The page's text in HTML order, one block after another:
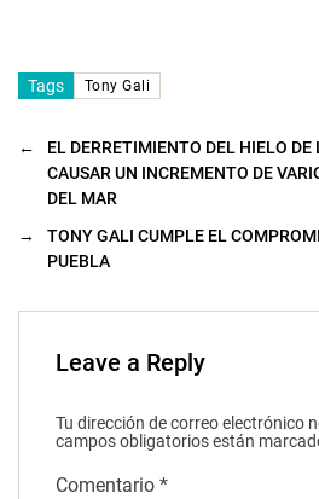
Tags Tony Gali
←
EL DERRETIMIENTO DEL HIELO
CAUSAR UN INCREMENTO DE
DEL MAR
→
TONY GALI CUMPLE EL
PUEBLA
Leave a Reply
Tu dirección de correo electrónico
campos obligatorios están
Comentario *